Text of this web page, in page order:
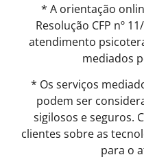
* A orientação
Resolução CFP nº
atendimento
mediados
* Os serviços
podem ser
sigilosos e seguros.
clientes sobre as
para o